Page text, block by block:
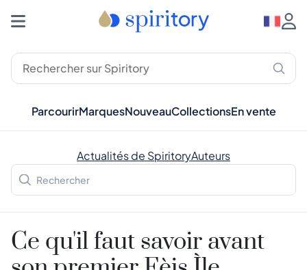
ParcourirMarquesNouveauCollectionsEn vente
Actualités de SpiritoryAuteurs
Ce qu'il faut savoir avant